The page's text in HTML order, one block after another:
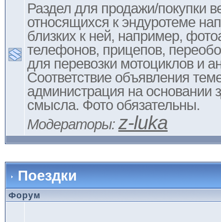
Раздел для продажи/покупки
относящихся к эндуротеме
близких к ней, например,
телефонов, прицепов,
для перевозки мотоциклов и
Соответствие объявления
администрация на основании
смысла. Фото обязательны.
Модераторы: z-luka
Поездки
Форум